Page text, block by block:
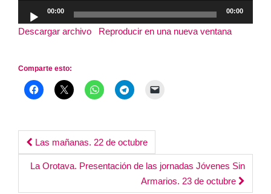
Reproductor
de
audio
00:00 00:00
Descargar archivo Reproducir en una nueva ventana
Comparte esto:
Post
navigation
Las mañanas. 22 de octubre
La Orotava. Presentación de las jornadas Jóvenes Sin
Armarios. 23 de octubre